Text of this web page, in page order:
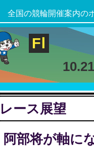
全国の競輪開催案内の
FⅠ
レース展望
阿部将が軸に